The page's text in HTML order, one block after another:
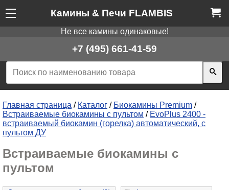
Камины & Печи FLAMBIS
Не все камины одинаковые!
+7 (495) 661-41-59
Главная страница / Каталог / Биокамины Premium /
Встраиваемые биокамины с пультом / EvoPlus 2400 -
встраиваемый биокамин (горелка) автоматический, с
пультом ДУ
Встраиваемые биокамины с
пультом